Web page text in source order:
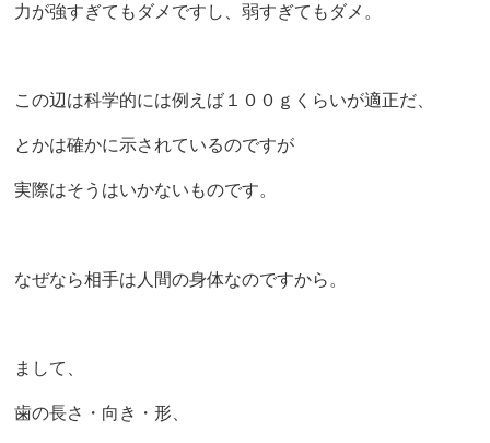
力が強すぎてもダメですし、弱すぎてもダメ。
この辺は科学的には例えば１００ｇくらいが適正だ、
とかは確かに示されているのですが
実際はそうはいかないものです。
なぜなら相手は人間の身体なのですから。
まして、
歯の長さ・向き・形、